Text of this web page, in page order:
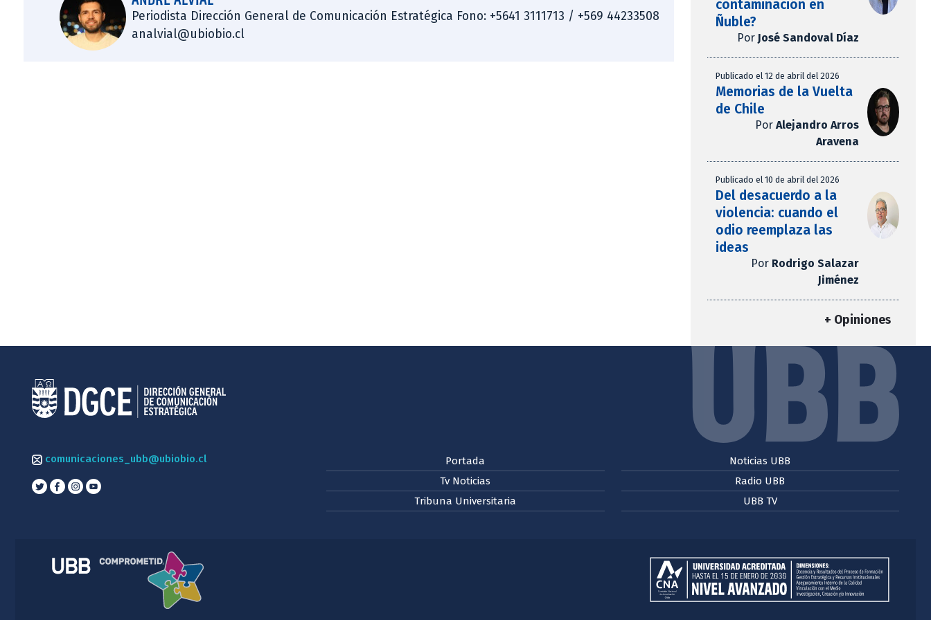
Periodista Dirección General de Comunicación Estratégica Fono: +5641 3111713 / +569 44233508
analvial@ubiobio.cl
contaminación en
Ñuble?
Por José Sandoval Díaz
Publicado el 12 de abril del 2026
Memorias de la Vuelta
de Chile
Por Alejandro Arros
Aravena
Publicado el 10 de abril del 2026
Del desacuerdo a la
violencia: cuando el
odio reemplaza las
ideas
Por Rodrigo Salazar
Jiménez
+ Opiniones
comunicaciones_ubb@ubiobio.cl
Portada
Tv Noticias
Tribuna Universitaria
Noticias UBB
Radio UBB
UBB TV